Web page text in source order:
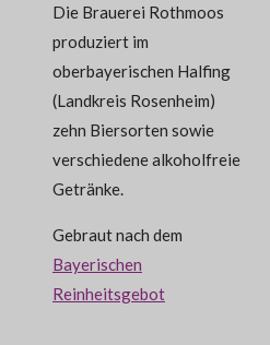
Die Brauerei Rothmoos
produziert im
oberbayerischen Halfing
(Landkreis Rosenheim)
zehn Biersorten sowie
verschiedene alkoholfreie
Getränke.
Gebraut nach dem
Bayerischen
Reinheitsgebot